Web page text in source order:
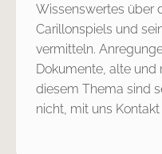
Wissenswertes über
Carillonspiels und
vermitteln.
Dokumente, alte und
diesem Thema sind
nicht, mit uns